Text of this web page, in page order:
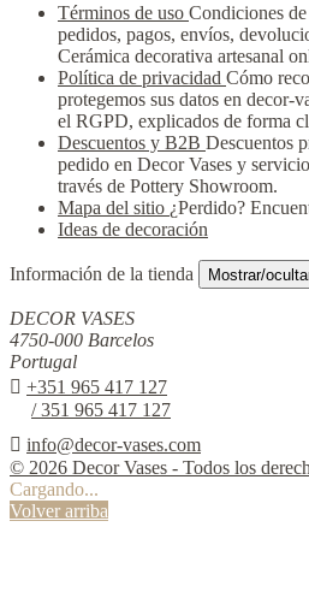
Términos de uso Condiciones
pedidos, pagos, envíos,
Cerámica decorativa artesanal
Política de privacidad Cómo
protegemos sus datos en decor-
el RGPD, explicados de forma
Descuentos y B2B Descuentos
pedido en Decor Vases y
través de Pottery Showroom.
Mapa del sitio ¿Perdido?
Ideas de decoración
Información de la tienda Mostrar/
DECOR VASES
4750-000 Barcelos
Portugal
 +351 965 417 127
/ 351 965 417 127
 info@decor-vases.com
© 2026 Decor Vases - Todos los
Cargando...
Volver arriba